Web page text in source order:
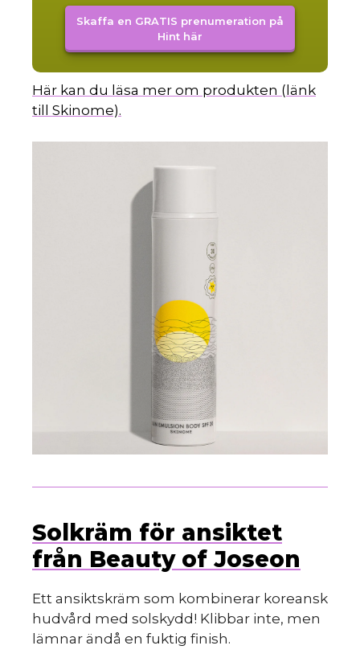
Skaffa en GRATIS prenumeration på
Hint här
Här kan du läsa mer om produkten (länk
till Skinome).
Solkräm för ansiktet
från Beauty of Joseon
Ett ansiktskräm som kombinerar koreansk
hudvård med solskydd! Klibbar inte, men
lämnar ändå en fuktig finish.